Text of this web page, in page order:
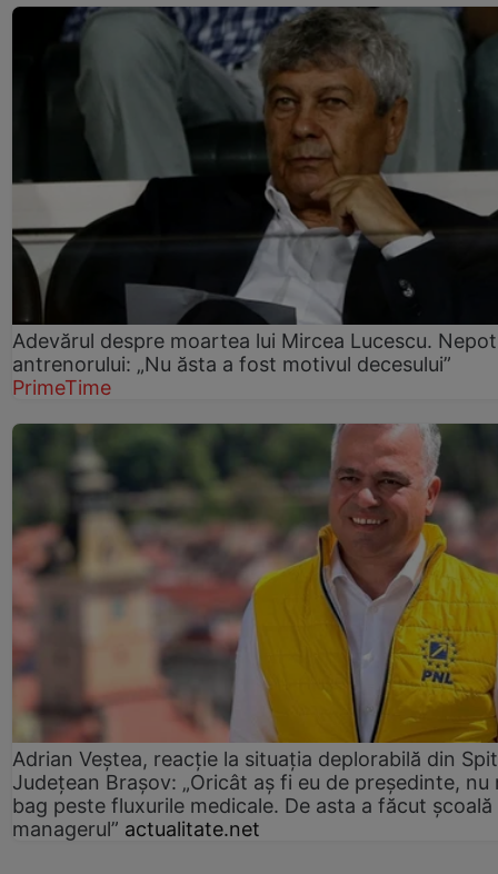
Adevărul despre moartea lui Mircea Lucescu.
antrenorului: „Nu ăsta a fost motivul decesului”
PrimeTime
Adrian Veștea, reacție la situația deplorabilă din
Județean Brașov: „Oricât aș fi eu de președinte, nu
bag peste fluxurile medicale. De asta a făcut școală
managerul” actualitate.net